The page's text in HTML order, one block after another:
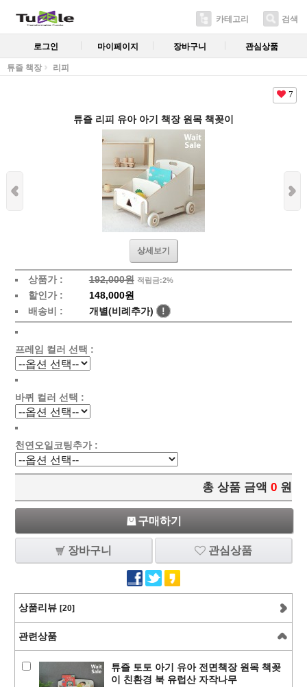
카테고리 검색
로그인 마이페이지 장바구니 관심상품
튜즐 책장 리피
7
튜즐 리피 유아 아기 책장 원목 책꽂이
상세보기
상품가 : 192,000원 적립금:2%
할인가 :
148,000원
배송비 :
개별(비례추가) !
프레임 컬러 선택 :
바퀴 컬러 선택 :
천연오일코팅추가 :
총 상품 금액 0 원
구매하기
장바구니 관심상품
상품리뷰 [20]
관련상품
튜즐 토토 아기 유아 전면책장 원목 책꽂
이 친환경 북 유럽산 자작나무